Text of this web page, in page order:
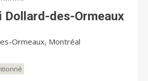
disponible
Dollard-des-Ormeaux
Ormeaux, Montréal